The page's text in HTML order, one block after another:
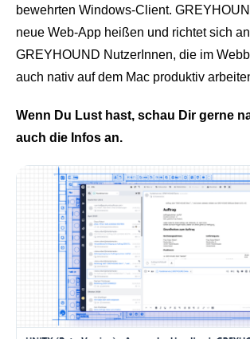
E‑Rechnungspflicht 2025
GREYHOUND macht E-Rechnungen
automatisiert, rechtssicher.
Termine und Events
Newsletter
Support Hub
Kontakt
Support & Service
Häufige Fragen
Handbuch
Downloads
Changelog
Entwicklungsressourcen
Lizenzinformationen
bewehrten Windows-Client.
neue Web-App heißen und richtet sich
GREYHOUND NutzerInnen, die im
auch nativ auf dem Mac produktiv
Wenn Du Lust hast, schau Dir gerne
auch die Infos an.